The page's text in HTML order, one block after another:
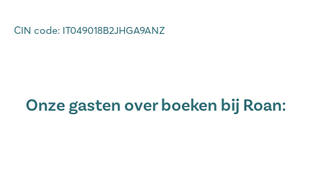
CIN code: IT049018B2JHGA9ANZ
Onze gasten over boeken bij Roan: